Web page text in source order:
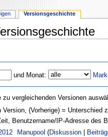
und Monat:
vergleichenden Versionen
(Vorherige) = Unterschied
Benutzername/IP-Adresse des
‎ Manupool (Diskussion
Versionsgeschichte